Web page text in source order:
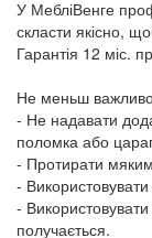
У МебліВенге
скласти якісно,
Гарантія 12 міс.
Не меньш
- Не надавати
поломка або
- Протирати
-
-
получається.